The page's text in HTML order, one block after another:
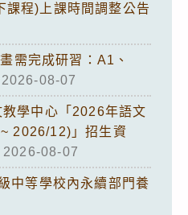
程)上課時間調整公告
需完成研習：A1、
2026-08-07
學中心「2026年語文
2026/12)」招生資
2026-08-07
中等學校內永續部門養